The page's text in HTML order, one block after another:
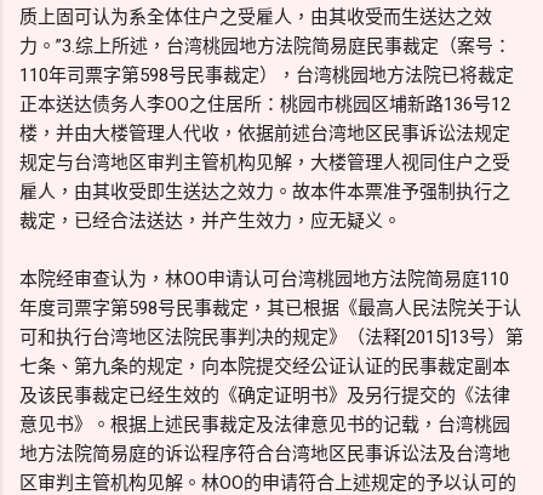
质上固可认为系全体住户之受雇人，由其收受而生送达之效
力。”3.综上所述，台湾桃园地方法院简易庭民事裁定（案号：
110年司票字第598号民事裁定），台湾桃园地方法院已将裁定
正本送达债务人李OO之住居所：桃园市桃园区埔新路136号12
楼，并由大楼管理人代收，依据前述台湾地区民事诉讼法规定
规定与台湾地区审判主管机构见解，大楼管理人视同住户之受
雇人，由其收受即生送达之效力。故本件本票准予强制执行之
裁定，已经合法送达，并产生效力，应无疑义。
本院经审查认为，林OO申请认可台湾桃园地方法院简易庭110
年度司票字第598号民事裁定，其已根据《最高人民法院关于认
可和执行台湾地区法院民事判决的规定》（法释[2015]13号）第
七条、第九条的规定，向本院提交经公证认证的民事裁定副本
及该民事裁定已经生效的《确定证明书》及另行提交的《法律
意见书》。根据上述民事裁定及法律意见书的记载，台湾桃园
地方法院简易庭的诉讼程序符合台湾地区民事诉讼法及台湾地
区审判主管机构见解。林OO的申请符合上述规定的予以认可的